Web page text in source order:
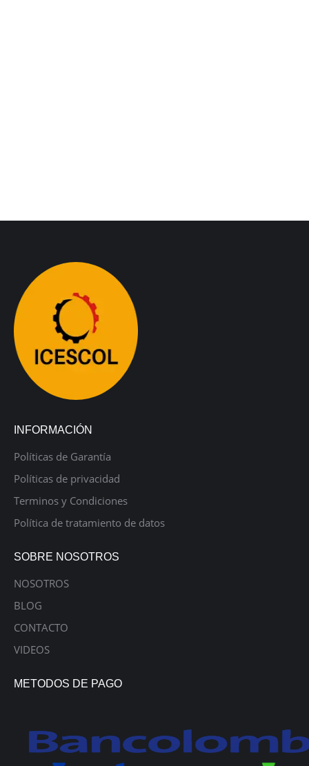
INFORMACIÓN
Políticas de Garantía
Políticas de privacidad
Terminos y Condiciones
Política de tratamiento de datos
SOBRE NOSOTROS
NOSOTROS
BLOG
CONTACTO
VIDEOS
METODOS DE PAGO